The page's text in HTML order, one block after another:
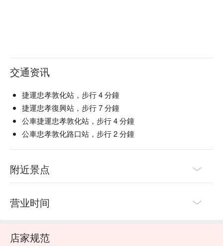
交通资讯
捷運忠孝敦化站，步行 4 分鐘
捷運忠孝復興站，步行 7 分鐘
公車捷運忠孝敦化站，步行 4 分鐘
公車忠孝敦化路口站，步行 2 分鐘
附近景点
营业时间
店家规范